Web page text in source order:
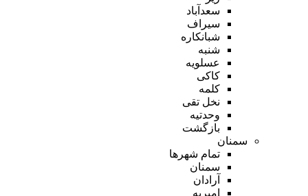
سعدآباد
سیراف
شبانکاره
شنبه
عسلویه
کاکی
کلمه
نخل تقی
وحدتیه
بازگشت
سمنان
تمام شهر‌ها
سمنان
آرادان
امیریه